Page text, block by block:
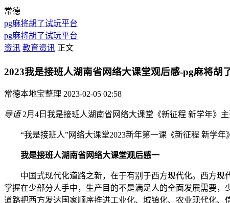
常德
pg麻将胡了试玩平台
pg麻将胡了试玩平台
资讯 教育资讯 正文
2023我是接班人湖南省网络大课堂观后感-pg麻将胡
常德本地宝整理 2023-02-05 02:58
导语2月4日我是接班人湖南省网络大课堂《新征程 新学年》
“我是接班人”网络大课堂2023新年第一课《新征程 新学年
我是接班人湖南省网络大课堂观后感一
中国式现代化道路之新，在于有别于西方现代化。西方现
掌握在少部分人手中，生产目的不是满足人的全面发展需要
道路把西方发达国家顺序推进工业化、城镇化、农业现代化、